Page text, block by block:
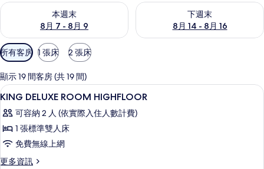
本週末
8月 7 - 8月 9
查看本週末 (8月 7 - 8月 9) 的供應情況
下週末
8月 14 - 8月 16
查看下週末 (8月 14 - 8月 16)
可
用
的
客
房
篩
選
條
所有客房 1 張床 2 張床
顯示 19 間客房 (共 19 間)
顯
示
KING
DELUXE
ROOM
HIGHFLOOR
迷你吧、客房內保險箱、書桌、遮光
5
KING DELUXE ROOM HIGHFLOOR
可容納 2 人 (依實際入住人數計費)
1 張標準雙人床
免費無線上網
更多資訊
更